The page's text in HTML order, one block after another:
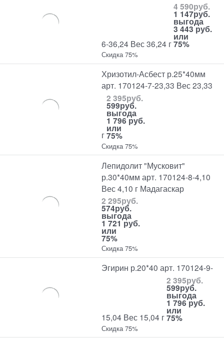
6-36,24 Вес 36,24 г
4 590руб.
1 147руб.
выгода
3 443 руб.
или
75%
Скидка 75%
Хризотил-Асбест р.25*40мм
арт. 170124-7-23,33 Вес 23,33
г
2 395руб.
599руб.
выгода
1 796 руб.
или
75%
Скидка 75%
Лепидолит "Мусковит"
р.30*40мм арт. 170124-8-4,10
Вес 4,10 г Мадагаскар
2 295руб.
574руб.
выгода
1 721 руб.
или
75%
Скидка 75%
Эгирин р.20*40 арт. 170124-9-
15,04 Вес 15,04 г
2 395руб.
599руб.
выгода
1 796 руб.
или
75%
Скидка 75%